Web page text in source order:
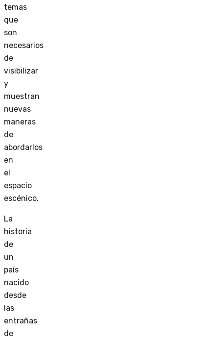
temas
que
son
necesarios
de
visibilizar
y
muestran
nuevas
maneras
de
abordarlos
en
el
espacio
escénico.
La
historia
de
un
país
nacido
desde
las
entrañas
de